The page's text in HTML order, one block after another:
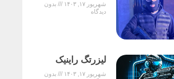
شهریور ۱۷, ۱۴۰۳
بدون
دیدگاه
لیزرتگ راینیک
شهریور ۱۷, ۱۴۰۳
بدون